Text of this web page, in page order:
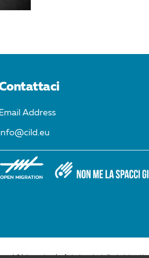
Email Address